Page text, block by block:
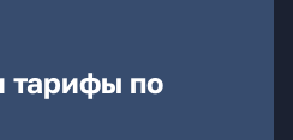
тарифы по